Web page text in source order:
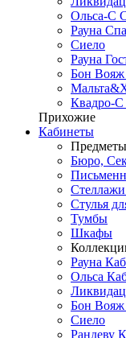
Ольса-С
Рауна
Сиело
Рауна
Бон Вояж
Квадро-С
Прихожие
Кабинеты
Предметы
Бюро,
Стеллажи
Стулья
Тумбы
Шкафы
Рауна
Ольса
Бон Вояж
Сиело
Рандеву